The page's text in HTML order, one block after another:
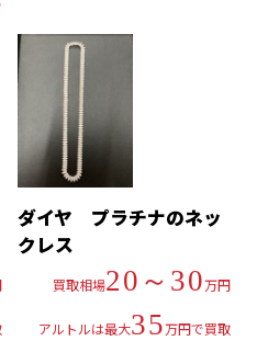
ダイヤ プラチナのネッ
クレス
買取相場20～30万円
アルトルは最大35万円で買取